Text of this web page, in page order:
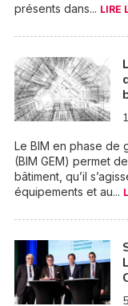
présents dans... LIRE
Le BIM en phase de
(BIM GEM) permet
bâtiment, qu’il
équipements et au...